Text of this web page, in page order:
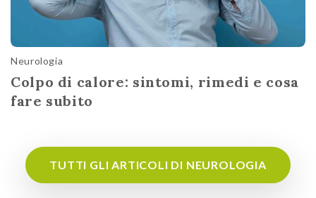
Neurologia
Colpo di calore: sintomi, rimedi e cosa
fare subito
TUTTI GLI ARTICOLI DI NEUROLOGIA